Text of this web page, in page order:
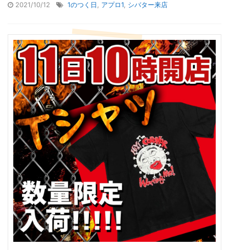
2021/10/12 1のつく日, アプロ1, シバター来店